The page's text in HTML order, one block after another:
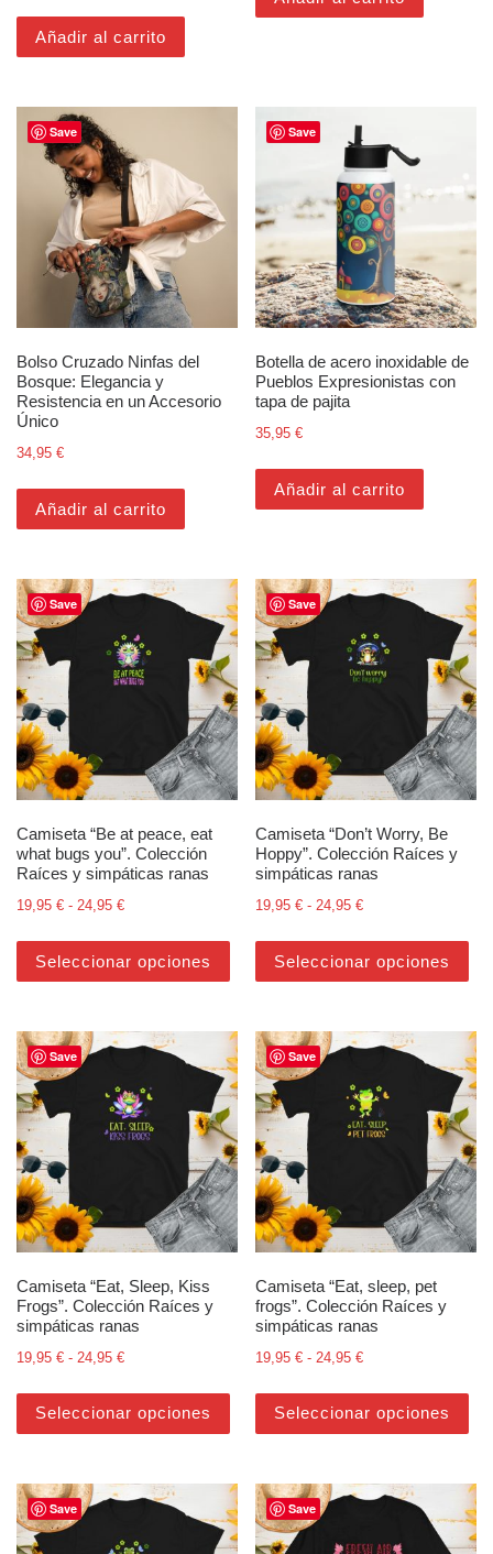
Añadir al carrito
Save
Bolso Cruzado Ninfas del
Bosque: Elegancia y
Resistencia en un Accesorio
Único
34,95 €
Añadir al carrito
Save
Botella de acero inoxidable de
Pueblos Expresionistas con
tapa de pajita
35,95€
Añadir al carrito
Save
Camiseta “Be at peace, eat
what bugs you”. Colección
Raíces y simpáticas ranas
19,95 € - 24,95 €Rango de precios: desde 19,95 € hasta 24,95 €
Seleccionar opciones
Save
Camiseta “Don’t Worry, Be
Hoppy”. Colección Raíces y
simpáticas ranas
19,95€ - 24,95€Rango de precios:
Seleccionar opciones
Save
Camiseta “Eat, Sleep, Kiss
Frogs”. Colección Raíces y
simpáticas ranas
19,95 € - 24,95 €Rango de precios: desde 19,95 € hasta 24,95 €
Seleccionar opciones
Save
Camiseta “Eat, sleep, pet
frogs”. Colección Raíces y
simpáticas ranas
19,95€ - 24,95€Rango de precios:
Seleccionar opciones
Save Save